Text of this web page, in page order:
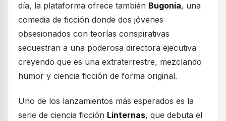
día, la plataforma ofrece también Bugonia, una
comedia de ficción donde dos jóvenes
obsesionados con teorías conspirativas
secuestran a una poderosa directora ejecutiva
creyendo que es una extraterrestre, mezclando
humor y ciencia ficción de forma original.
Uno de los lanzamientos más esperados es la
serie de ciencia ficción Linternas, que debuta el